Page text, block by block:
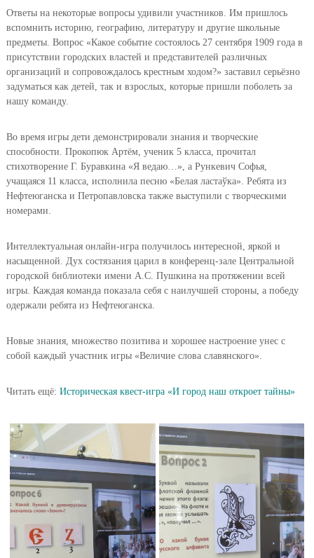
Ответы на некоторые вопросы удивили участников. Им пришлось
вспомнить историю, географию, литературу и другие школьные
предметы. Вопрос «Какое событие состоялось 27 сентября 1909 года в
присутствии городских властей и представителей различных
организаций и сопровождалось крестным ходом?» заставил серьёзно
задуматься как детей, так и взрослых, которые пришли поболеть за
нашу команду.
Во время игры дети демонстрировали знания и творческие
способности. Прокопюк Артём, ученик 5 класса, прочитал
стихотворение Г. Буравкина «Я ведаю…», а Рункевич Софья,
учащаяся 11 класса, исполнила песню «Белая ластаўка». Ребята из
Нефтеюганска и Петропавловска также выступили с творческими
номерами.
Интеллектуальная онлайн-игра получилось интересной, яркой и
насыщенной. Дух состязания царил в конференц-зале Центральной
городской библиотеки имени А.С. Пушкина на протяжении всей
игры. Каждая команда показала себя с наилучшей стороны, а победу
одержали ребята из Нефтеюганска.
Новые знания, множество позитива и хорошее настроение унес с
собой каждый участник игры «Величие слова славянского».
Читать ещё: Историческая квест-игра «И город наш откроет тайны»